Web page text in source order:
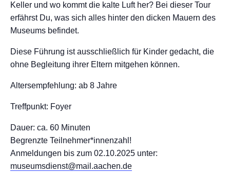
Keller und wo kommt die kalte Luft her? Bei dieser Tour
erfährst Du, was sich alles hinter den dicken Mauern des
Museums befindet.
Diese Führung ist ausschließlich für Kinder gedacht, die
ohne Begleitung ihrer Eltern mitgehen können.
Altersempfehlung: ab 8 Jahre
Treffpunkt: Foyer
Dauer: ca. 60 Minuten
Begrenzte Teilnehmer*innenzahl!
Anmeldungen bis zum 02.10.2025 unter:
museumsdienst@mail.aachen.de